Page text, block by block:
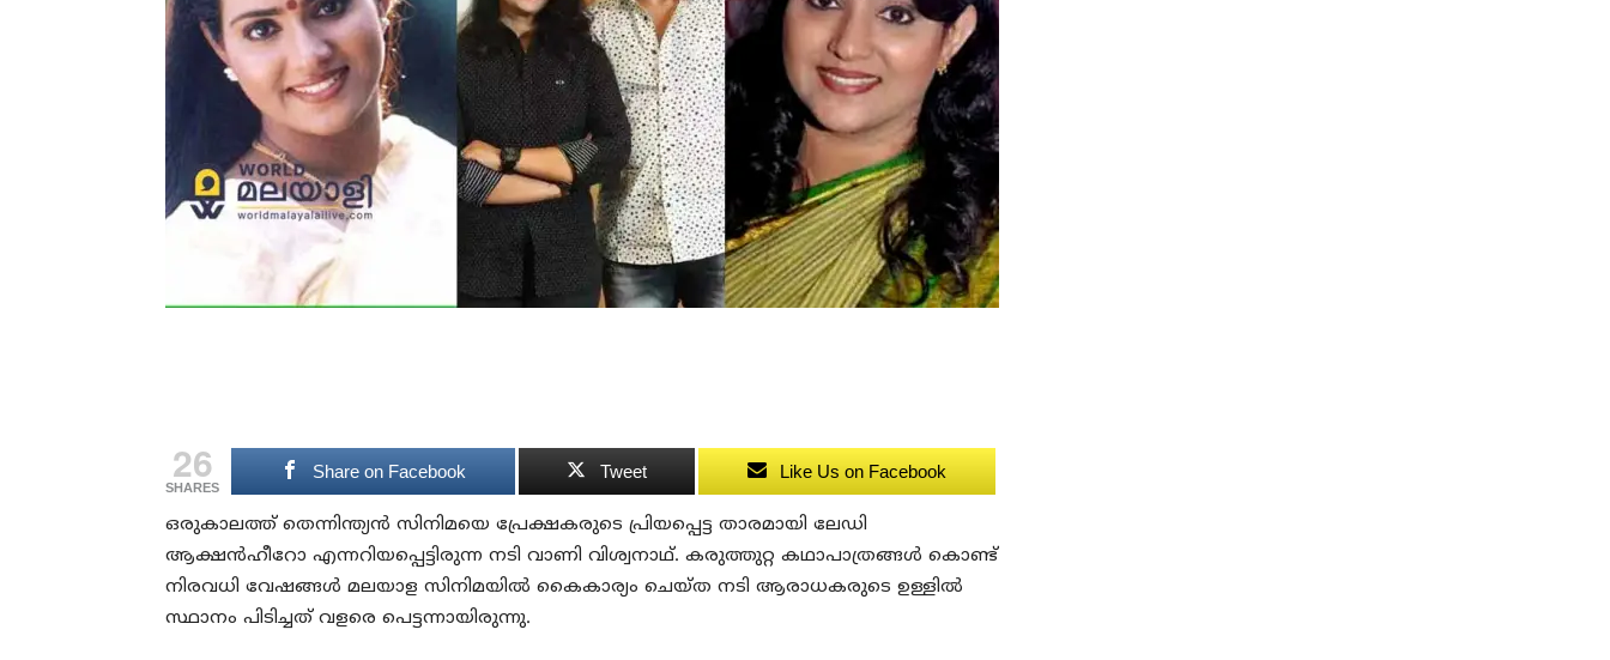
26
SHARES
Share on Facebook Tweet Like Us on Facebook
ഒരുകാലത്ത് തെന്നിന്ത്യൻ സിനിമയെ പ്രേക്ഷകരുടെ പ്രിയപ്പെട്ട താരമായി ലേഡി
ആക്ഷൻഹീറോ എന്നറിയപ്പെട്ടിരുന്ന നടി വാണി വിശ്വനാഥ്. കരുത്തുറ്റ കഥാപാത്രങ്ങൾ കൊണ്ട്
നിരവധി വേഷങ്ങൾ മലയാള സിനിമയിൽ കൈകാര്യം ചെയ്ത നടി ആരാധകരുടെ ഉള്ളിൽ
സ്ഥാനം പിടിച്ചത് വളരെ പെട്ടന്നായിരുന്നു.